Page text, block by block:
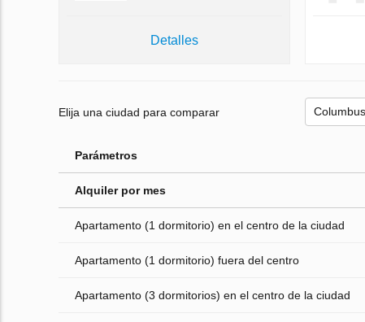
Detalles
Elija una ciudad para comparar
Parámetros
Alquiler por mes
Apartamento (1 dormitorio) en el centro de la ciudad
Apartamento (1 dormitorio) fuera del centro
Apartamento (3 dormitorios) en el centro de la ciudad